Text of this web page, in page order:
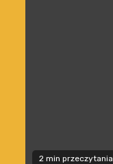
2 min przeczytania